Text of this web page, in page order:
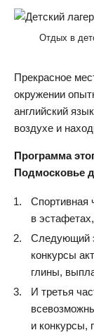
Отдых в
Прекрасное
окружении
английский
воздухе и
Программа
Подмосковье
Спортивная
в
Следующий
конкурсы
глины,
И третья
и конкурсы,